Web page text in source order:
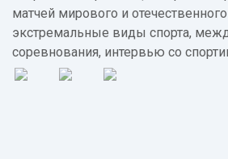
матчей мирового и
экстремальные виды спорта,
соревнования, интервью со